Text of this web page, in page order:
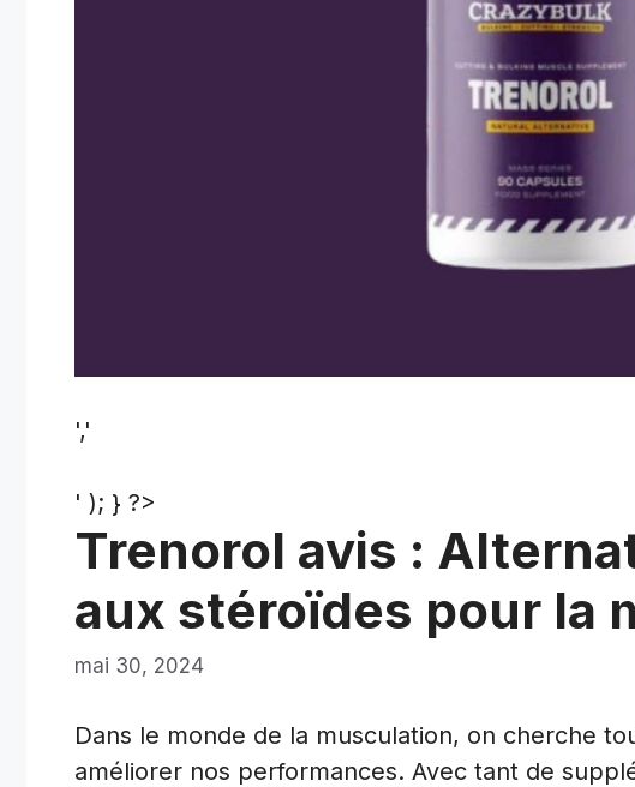
','
' ); } ?>
Trenorol avis :
aux stéroïdes pour la
mai 30, 2024
Dans le monde de la musculation, on cherche
améliorer nos performances. Avec tant de